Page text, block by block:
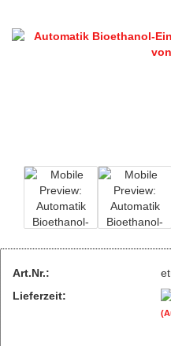
Art.Nr.:
Lieferzeit: